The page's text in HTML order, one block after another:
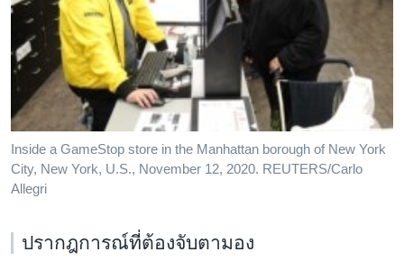
Inside a GameStop store in the Manhattan borough of New York
City, New York, U.S., November 12, 2020. REUTERS/Carlo
Allegri
ปรากฎการณ์ที่ต้องจับตามอง